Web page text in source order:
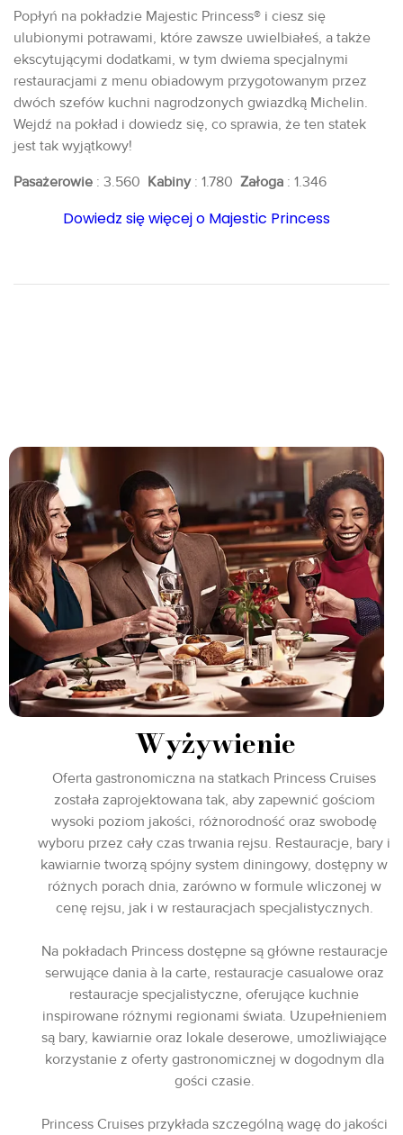
Popłyń na pokładzie Majestic Princess® i ciesz się
ulubionymi potrawami, które zawsze uwielbiałeś, a także
ekscytującymi dodatkami, w tym dwiema specjalnymi
restauracjami z menu obiadowym przygotowanym przez
dwóch szefów kuchni nagrodzonych gwiazdką Michelin.
Wejdź na pokład i dowiedz się, co sprawia, że ten statek
jest tak wyjątkowy!
Pasażerowie : 3.560 Kabiny: 1.780 Załoga : 1.346
Dowiedz się więcej o Majestic Princess
Wyżywienie
Oferta gastronomiczna na statkach Princess Cruises
została zaprojektowana tak, aby zapewnić gościom
wysoki poziom jakości, różnorodność oraz swobodę
wyboru przez cały czas trwania rejsu. Restauracje, bary i
kawiarnie tworzą spójny system diningowy, dostępny w
różnych porach dnia, zarówno w formule wliczonej w
cenę rejsu, jak i w restauracjach specjalistycznych.
Na pokładach Princess dostępne są główne restauracje
serwujące dania à la carte, restauracje casualowe oraz
restauracje specjalistyczne, oferujące kuchnie
inspirowane różnymi regionami świata. Uzupełnieniem
są bary, kawiarnie oraz lokale deserowe, umożliwiające
korzystanie z oferty gastronomicznej w dogodnym dla
gości czasie.
Princess Cruises przykłada szczególną wagę do jakości